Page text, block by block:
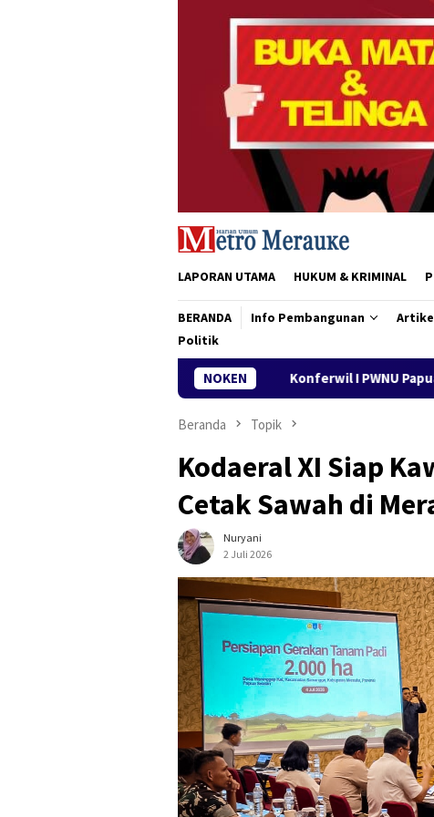
LAPORAN UTAMA HUKUM & KRIMINAL
BERANDA Info Pembangunan
Politik
NOKEN
Konferwil I PWNU Papua Selatan Resmi Digelar,
Beranda Topik
Kodaeral XI Siap
Cetak Sawah di
Nuryani
2 Juli 2026